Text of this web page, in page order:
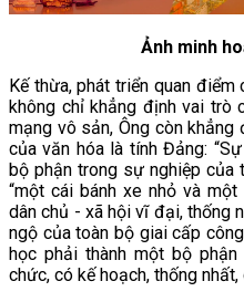
Ảnh minh
Kế thừa, phát triển quan điểm
không chỉ khẳng định vai trò
mạng vô sản, Ông còn khẳng
của văn hóa là tính Đảng:
bộ phận trong sự nghiệp của
“một cái bánh xe nhỏ và
dân chủ - xã hội vĩ đại, thống
ngộ của toàn bộ giai cấp
học phải thành một bộ
chức, có kế hoạch, thống